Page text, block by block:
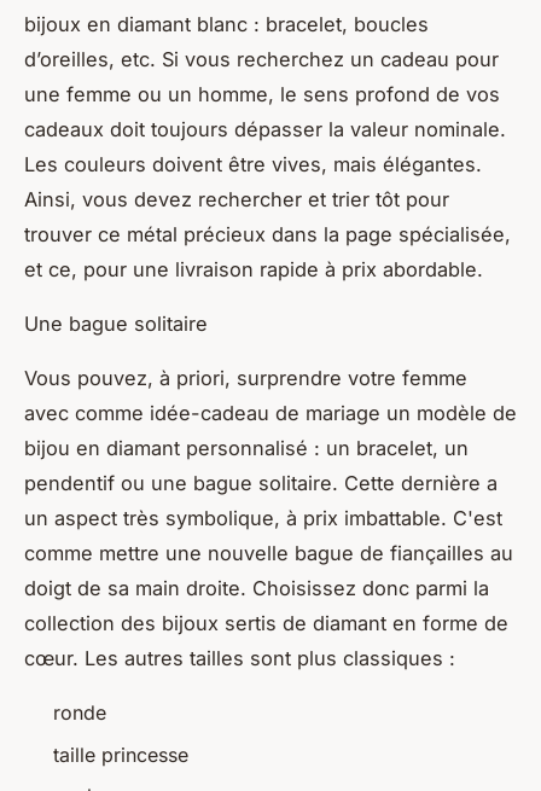
bijoux en diamant blanc : bracelet, boucles
d’oreilles, etc. Si vous recherchez un cadeau pour
une femme ou un homme, le sens profond de vos
cadeaux doit toujours dépasser la valeur nominale.
Les couleurs doivent être vives, mais élégantes.
Ainsi, vous devez rechercher et trier tôt pour
trouver ce métal précieux dans la page spécialisée,
et ce, pour une livraison rapide à prix abordable.
Une bague solitaire
Vous pouvez, à priori, surprendre votre femme
avec comme idée-cadeau de mariage un modèle de
bijou en diamant personnalisé : un bracelet, un
pendentif ou une bague solitaire. Cette dernière a
un aspect très symbolique, à prix imbattable. C'est
comme mettre une nouvelle bague de fiançailles au
doigt de sa main droite. Choisissez donc parmi la
collection des bijoux sertis de diamant en forme de
cœur. Les autres tailles sont plus classiques :
ronde
taille princesse